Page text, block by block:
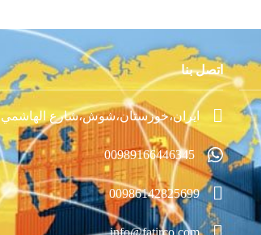
اتصل بنا
ايران،خوزستان،شوش،شارع
00989166446345
00986142825699
info@fatirco.com